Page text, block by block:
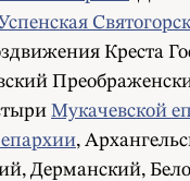
Креста
Мукачевской
,
Дерманский,